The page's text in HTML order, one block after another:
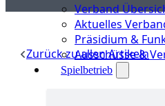
Verband
Aktuelles
Präsidium &
Ausschüsse &
Spielbetrieb
Zurück zu allen Artikeln